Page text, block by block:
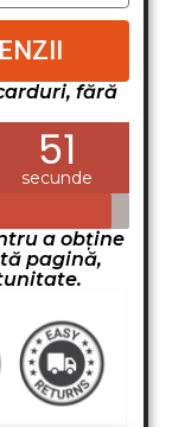
fără
51
secunde
a obține
pagină,